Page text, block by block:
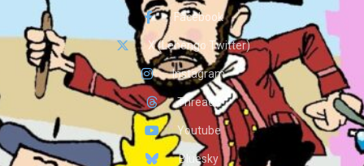
Facebook
X (Lehengo Twitter)
Instagram
Threads
Youtube
Bluesky